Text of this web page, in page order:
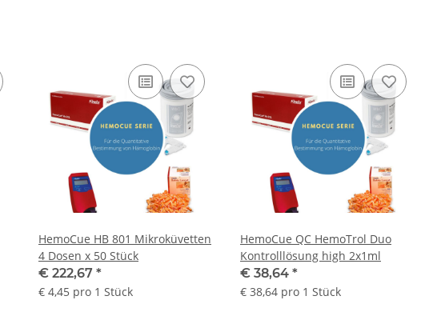
HemoCue HB 801 Mikroküvetten
4 Dosen x 50 Stück
€ 222,67 *
€ 4,45 pro 1 Stück
HemoCue QC HemoTrol Duo
Kontrolllösung high 2x1ml
€ 38,64 *
€ 38,64 pro 1 Stück